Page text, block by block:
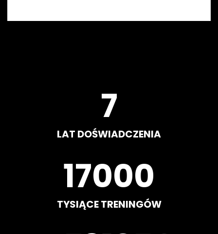
8
LAT DOŚWIADCZENIA
20000
TYSIĄCE TRENINGÓW